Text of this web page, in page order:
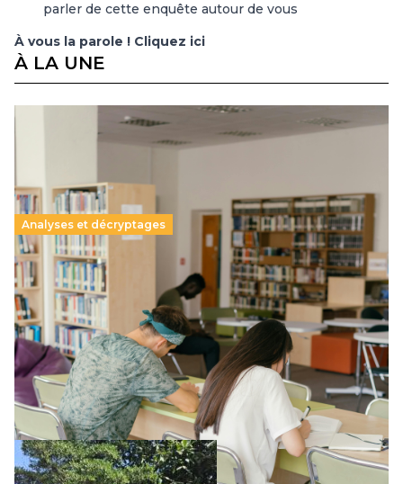
parler de cette enquête autour de vous
À vous la parole ! Cliquez ici
À LA UNE
Analyses et décryptages
Supérieur privé : une dérive qui met à mal la
promesse républicaine
11 juillet 2026-
Le projet de loi sur la régulation de l’enseignement
supérieur privé met en lumière l’amplification d’un système
qui relègue l’acte pédagogique au superfétatoire, voire à…
Lire la suite →